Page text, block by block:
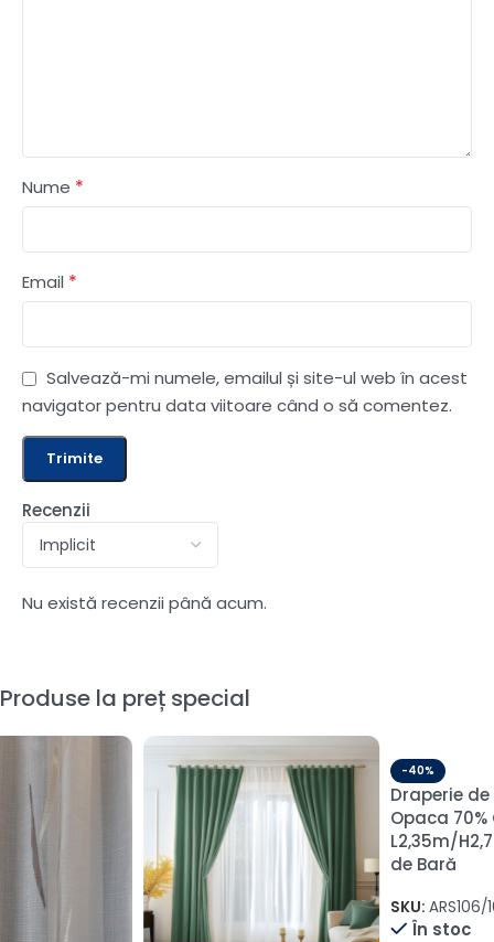
Recenzii
Nu există recenzii până acum.
Nume *
Email *
Salvează-mi numele, emailul și site-ul web în acest
navigator pentru data viitoare când o să comentez.
Produse la preț special
Draperie de Catifea Semi-
Opaca 70% Galben
L2,35m/H2,70m cu Rejansa
de Bară
SKU:ARS106/16-1-1-1-1-1
În stoc
-60%
Draperie de Catifea
Premium Blackout 100% Gri
Deschis L1m/H3m cu
Rejansa Wave
SKU: PANAMA 103--2
În stoc